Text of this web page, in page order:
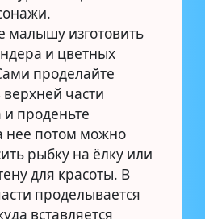
малышу изготовить
и цветных
проделайте
верхней части
проденьте
нее потом можно
рыбку на ёлку или
для красоты. В
проделывается
вставляется